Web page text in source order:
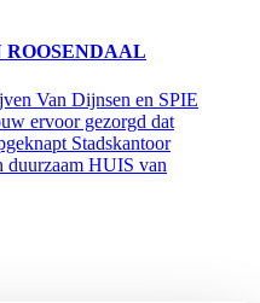
ROOSENDAAL
Van Dijnsen en SPIE
ervoor gezorgd dat
Stadskantoor
duurzaam HUIS van